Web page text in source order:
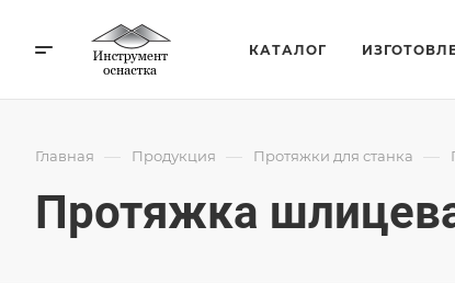
КАТАЛОГ
Главная — Продукция — Протяжки для станка —
Протяжка